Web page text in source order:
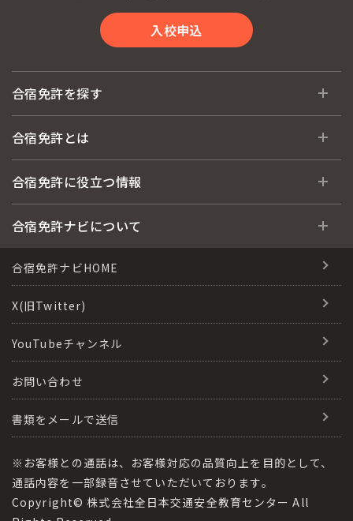
入校申込
合宿免許を探す
全国 教習所一覧
運転免許の種類(車種)
格安シーズン料金
出発地別おすすめ校
こだわり、テーマから探す
360度パノラマ教習所
教育訓練給付金制度
合宿免許とは
合宿免許とは
合宿免許選びのアドバイス
合宿免許の入校までの流れ
合宿免許での免許取得の流れ
運転免許別モデルスケジュール
保護者の方へ
合宿に関わる料金について
合宿費用のお支払いについて
合宿免許に役立つ情報
合宿免許に役立つ情報
免許取消・失効による再取得
冬・雪国の合宿免許は大丈夫？
みんなが選んだ合宿免許の条件
大型免許体験記
全国の運転免許試験場(免許センター)
本免学科試験問題に挑戦
合宿免許ナビについて
会社情報・代表メッセージ
会社概要
会社沿革・歴史
特定商取引法に基づく表記
運転者適性診断
合宿免許ナビHOME
X(旧Twitter)
YouTubeチャンネル
お問い合わせ
書類をメールで送信
※お客様との通話は、お客様対応の品質向上を目的として、
通話内容を一部録音させていただいております。
Copyright© 株式会社全日本交通安全教育センター All